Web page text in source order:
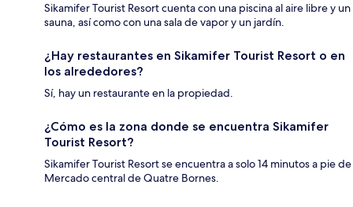
Sikamifer Tourist Resort cuenta con una piscina al aire libre y un
sauna, así como con una sala de vapor y un jardín.
¿Hay restaurantes en Sikamifer Tourist Resort o en
los alrededores?
Sí, hay un restaurante en la propiedad.
¿Cómo es la zona donde se encuentra Sikamifer
Tourist Resort?
Sikamifer Tourist Resort se encuentra a solo 14 minutos a pie de
Mercado central de Quatre Bornes.